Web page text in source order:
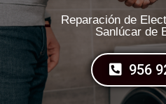
Reparación de
Sanlúcar de
956